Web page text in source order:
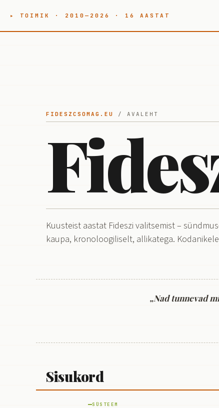
▸ TOIMIK · 2010—2026 · 16 AASTAT
FIDESZCSOMAG.EU / AVALEHT
Kuusteist aastat Fideszi valitsemist –
kaupa, kronoloogiliselt, allikatega.
„Nad tunnevad
Sisukord
SÜSTEEM